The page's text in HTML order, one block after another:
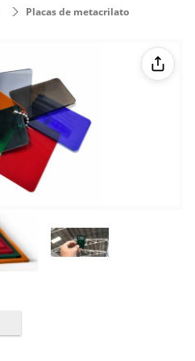
Placas de metacrilato
cambiar
color el texto